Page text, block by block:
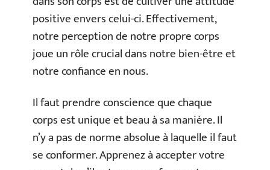
positive envers celui-ci. Effectivement,
notre perception de notre propre corps
joue un rôle crucial dans notre bien-être et
notre confiance en nous.
Il faut prendre conscience que chaque
corps est unique et beau à sa manière. Il
n’y a pas de norme absolue à laquelle il faut
se conformer. Apprenez à accepter votre